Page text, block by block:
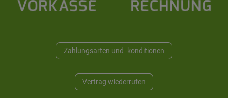
Zahlungsarten und -konditionen
Vertrag wiederrufen